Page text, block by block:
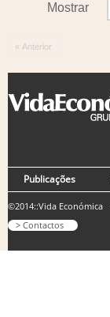
Mostrar
« Anterior
Publicações
©2014::Vida Económica
> Contactos